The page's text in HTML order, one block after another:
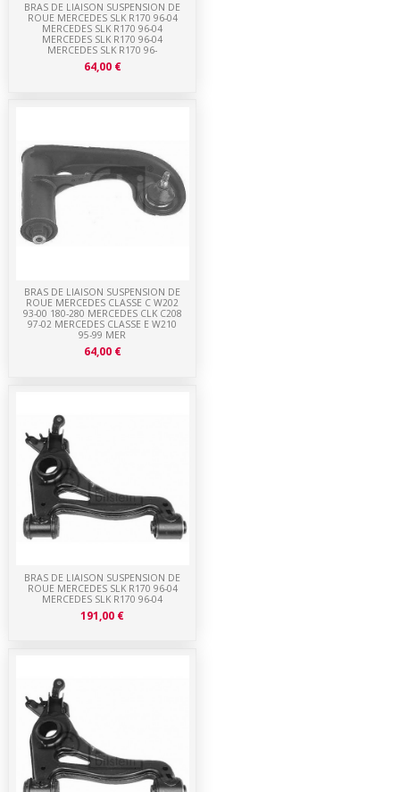
BRAS DE LIAISON SUSPENSION DE
ROUE MERCEDES SLK R170 96-04
MERCEDES SLK R170 96-04
191,00 €
BRAS DE LIAISON SUSPENSION DE
ROUE MERCEDES CLASSE C W202
93-00 180-280 MERCEDES CLK C208
97-02 MERCEDES CLASSE E W210
95-99 MER
64,00 €
BRAS DE LIAISON SUSPENSION DE
ROUE MERCEDES SLK R170 96-04
MERCEDES SLK R170 96-04
MERCEDES SLK R170 96-04
MERCEDES SLK R170 96-
64,00 €